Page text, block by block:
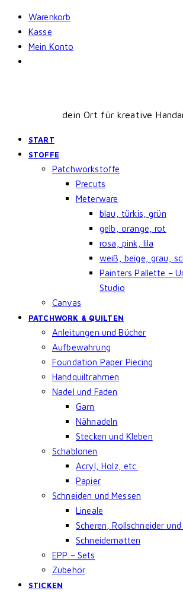
Skip
content
Warenkorb
Kasse
Mein Konto
dein Ort für kreative
START
STOFFE
Patchworkstoffe
Precuts
Meterware
blau, türkis, grün
gelb, orange, rot
rosa, pink, lila
weiß, beige, grau,
Painters Pallette –
Studio
Canvas
PATCHWORK & QUILTEN
Anleitungen und Bücher
Aufbewahrung
Foundation Paper Piecing
Handquiltrahmen
Nadel und Faden
Garn
Nähnadeln
Stecken und Kleben
Schablonen
Acryl, Holz, etc.
Papier
Schneiden und Messen
Lineale
Scheren, Rollschneider
Schneidematten
EPP – Sets
Zubehör
STICKEN